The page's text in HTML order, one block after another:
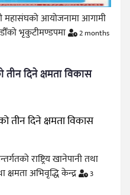
महासंघको आयोजनामा आगामी
भृकुटीमण्डपमा
2 months
तीन दिने क्षमता विकास
राष्ट्रिय खानेपानी तथा
अभिवृद्धि केन्द्र
3